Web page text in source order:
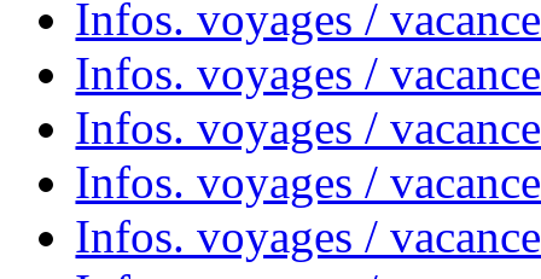
Infos. voyages /
Infos. voyages /
Infos. voyages /
Infos. voyages /
Infos. voyages /